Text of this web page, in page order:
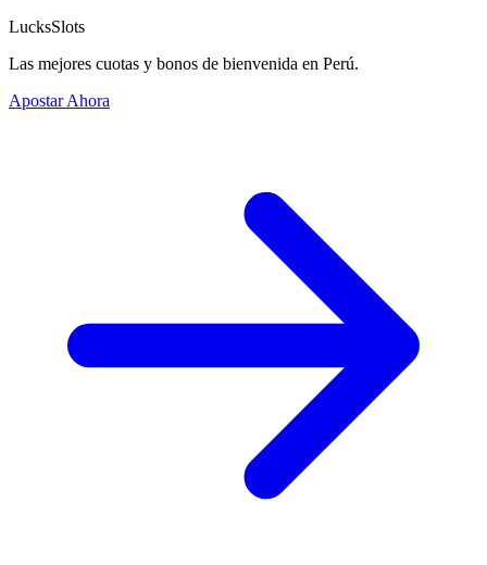
LucksSlots
Las mejores cuotas y bonos de bienvenida en Perú.
Apostar Ahora